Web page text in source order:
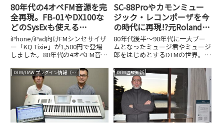
80年代の4オペFM音源を完
全再現。FB-01やDX100な
どのSysExも使える
iPhone/iPad用シンセ、KQ
Tixieが1,500円で誕生
iPhone/iPad向けFMシンセサイザ
ー「KQ Tixie」が1,500円で登場
しました。80年代の4オペFM音源
SysExにも対応します。
SC-88Proやカモンミュー
ジック・レコンポーザを今
の時代に再現!?元Roland技
術者が個人でリリースした
iOSアプリ、UK-868がスゴ
イ!
80年代後半～90年代に一大ブー
ムとなったミュージ君やミュージ
郎をはじめとするDTMの世界。
MU100などの外部MIDI音源を、カ
モンミュージックのレコンポーザ
のような数値入力のシーケンスソ
フト...
DTM/DAW プラグイン情報（VST AU AAX） DTM温故知新